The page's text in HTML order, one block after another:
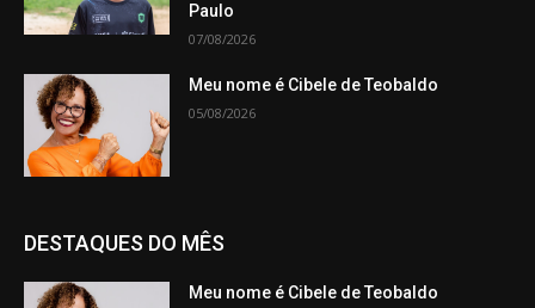
Paulo
07/08/2026
Meu nome é Cibele de Teobaldo
05/08/2026
DESTAQUES DO MÊS
Meu nome é Cibele de Teobaldo